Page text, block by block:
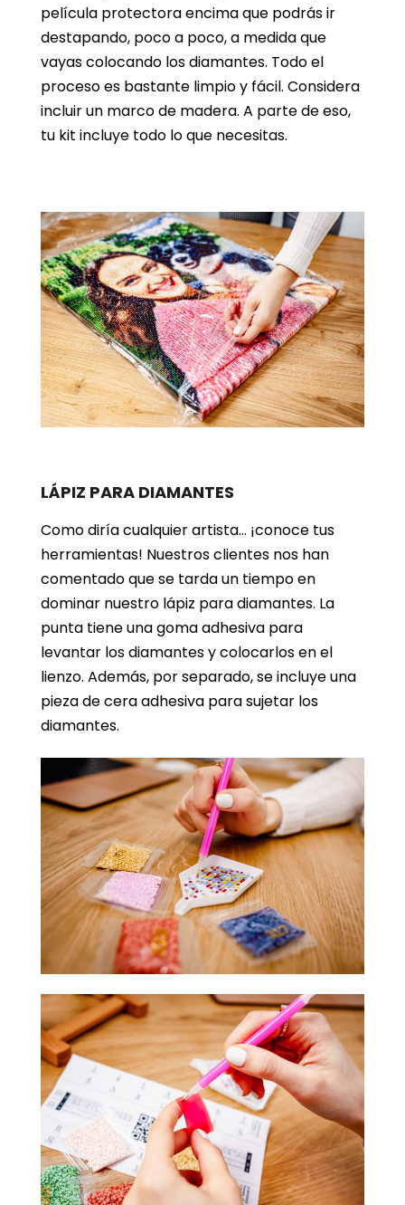
película protectora encima que podrás ir
destapando, poco a poco, a medida que
vayas colocando los diamantes. Todo el
proceso es bastante limpio y fácil. Considera
incluir un marco de madera. A parte de eso,
tu kit incluye todo lo que necesitas.
LÁPIZ PARA DIAMANTES
Como diría cualquier artista… ¡conoce tus
herramientas! Nuestros clientes nos han
comentado que se tarda un tiempo en
dominar nuestro lápiz para diamantes. La
punta tiene una goma adhesiva para
levantar los diamantes y colocarlos en el
lienzo. Además, por separado, se incluye una
pieza de cera adhesiva para sujetar los
diamantes.